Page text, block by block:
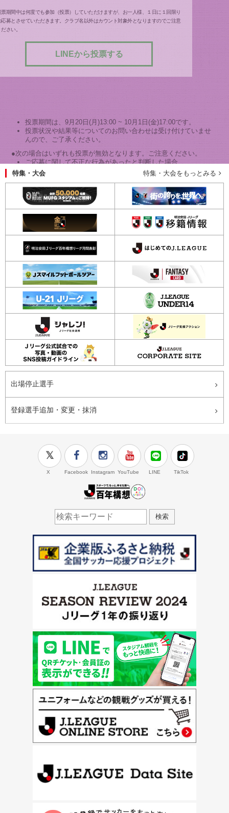
票期間中は何度でも参加（投票）していただけますが、お一人様、１日に１回限り
応募とさせていただきます。クラブ名以外はカウント対象外となりますのでご注意
さい。
LINEから投票する
投票期間は、9月20日(月)13:00 ~ 10月1日(金)17:00です。
投票状況や結果等についてのお問い合わせは受け付けていませ
んので、ご了承ください。
●次の場合はいずれも投票が無効となります。ご注意ください。
ご応募に関して不正な行為があったと判断した場合
特集・大会
特集・大会をもっとみる
出場停止選手
登録選手追加・変更・抹消
X Facebook Instagram YouTube LINE TikTok
検索